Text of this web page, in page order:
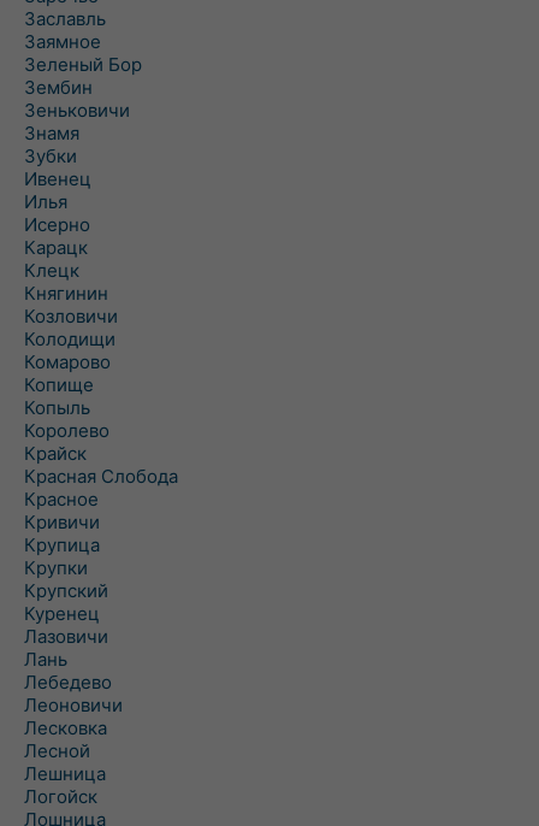
Заславль
Заямное
Зеленый Бор
Зембин
Зеньковичи
Знамя
Зубки
Ивенец
Илья
Исерно
Карацк
Клецк
Княгинин
Козловичи
Колодищи
Комарово
Копище
Копыль
Королево
Крайск
Красная Слобода
Красное
Кривичи
Крупица
Крупки
Крупский
Куренец
Лазовичи
Лань
Лебедево
Леоновичи
Лесковка
Лесной
Лешница
Логойск
Лошница